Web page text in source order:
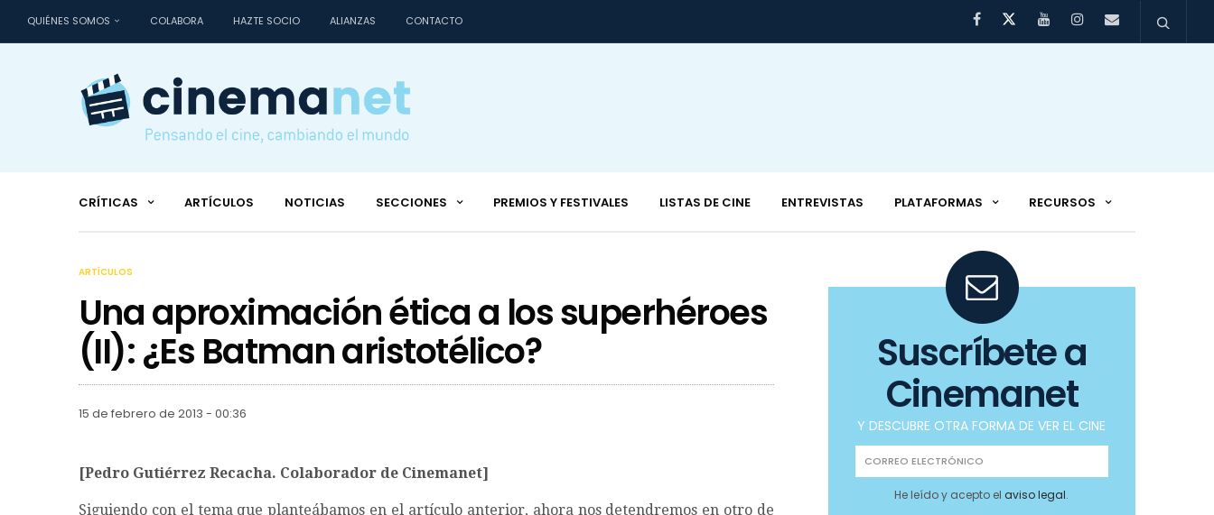
QUIÉNES SOMOS COLABORA HAZTE SOCIO ALIANZAS CONTACTO
CRÍTICAS ARTÍCULOS NOTICIAS SECCIONES PREMIOS Y FESTIVALES LISTAS DE CINE ENTREVISTAS PLATAFORMAS RECURSOS
ARTÍCULOS
Una aproximación ética a los superhéroes
(II): ¿Es Batman aristotélico?
15 de febrero de 2013 - 00:36
[Pedro Gutiérrez Recacha. Colaborador de Cinemanet]
Siguiendo con el tema que planteábamos en el artículo anterior, ahora nos detendremos en otro de
Suscríbete a
Cinemanet
Y DESCUBRE OTRA FORMA DE VER EL CINE
He leído y acepto elaviso legal.